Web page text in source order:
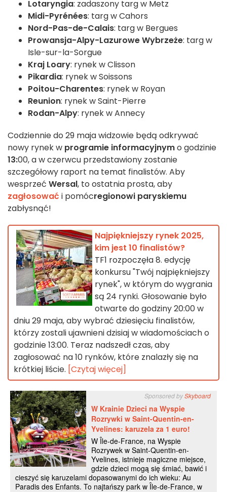
Lotaryngia: zadaszony targ w Metz
Midi-Pyrénées: targ w Cahors
Nord-Pas-de-Calais: targ w Bergues
Prowansja-Alpy-Lazurowe Wybrzeże: targ w
Isle-sur-la-Sorgue
Kraj Loary: rynek w Clisson
Pikardia: rynek w Soissons
Poitou-Charentes: rynek w Royan
Reunion: rynek w Saint-Pierre
Rodan-Alpy: rynek w Annecy
Codziennie do 29 maja widzowie będą odkrywać
nowy rynek w programie informacyjnymo godzinie
13:00, a w czerwcu przedstawiony zostanie
szczegółowy raport na temat finalistów. Aby
wesprzeć Wersal, to ostatnia prosta, aby
zagłosować i pomócregionowi paryskiemu
zabłysnąć!
Najpiękniejszy rynek 2025,
kim jest 10 finalistów?
TF1 rozpoczęła 8. edycję
konkursu "Twój najpiękniejszy
rynek", w którym do wygrania
są 24 rynki. Głosowanie było
otwarte do godziny 20:00 w
dniu 29 maja, aby wybrać dziesięciu finalistów,
którzy zostali ujawnieni dzisiaj w wiadomościach o
godzinie 13:00. Teraz nadszedł czas, aby
zagłosować na 10 rynków, które znalazły się na
krótkiej liście. [Czytaj więcej]